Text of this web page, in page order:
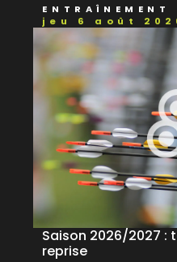
ENTRAÎNEMENT
jeu 6 août
Saison 2026/2027 :
reprise